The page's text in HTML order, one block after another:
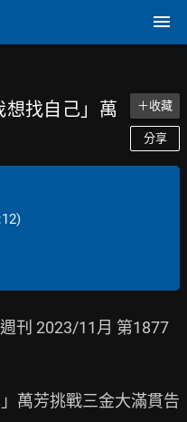
想找自己」萬
＋收藏
分享
週刊 2023/11月 第1877
萬芳挑戰三金大滿貫告